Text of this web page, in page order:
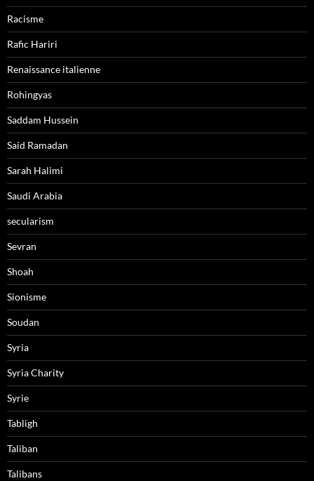
Racisme
Rafic Hariri
Renaissance italienne
Rohingyas
Saddam Hussein
Said Ramadan
Sarah Halimi
Saudi Arabia
secularism
Sevran
Shoah
Sionisme
Soudan
Syria
Syria Charity
Syrie
Tabligh
Taliban
Talibans